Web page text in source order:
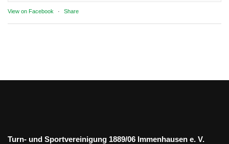
View on Facebook · Share
Turn- und Sportvereinigung 1889/06 Immenhausen e. V.